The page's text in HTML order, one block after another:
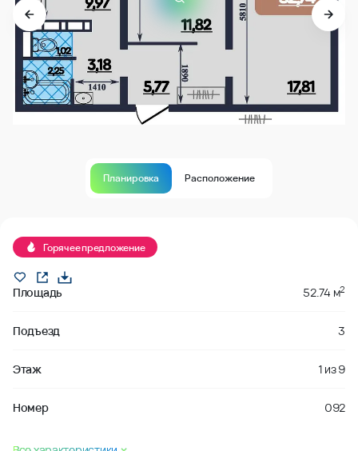
Планировка Расположение
Горячее предложение
Площадь 52.74 м2
Подъезд 3
Этаж 1 из9
Номер 092